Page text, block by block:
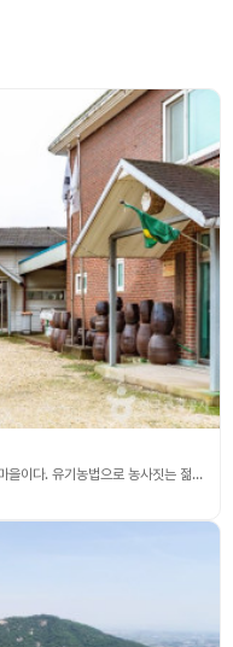
내이랑마을은 즐거운 체험과 옛 전통의 축제가 있는 마을이다. 유기농법으로 농사짓는 젊은 농부인들이 많으며 젊은 후계인력들을 중심으로 자연 그대로의 순수함과 정겨움을 가지고 있다. ‘내이랑’이라는 마을 이름은 ‘나의 이랑’이라는 뜻에서 붙은 이름이다. 주말농장을 운영하고 있어 외지인도 마을 내 텃밭을 분양받아 일굴 수 있으며, 체험관에 농기구전시장이 있어 전통 농기구 및 생활 도구 1,000여 점을 관람하고 체험할 수 있다. 또한, 오디 따기, 방울토마토